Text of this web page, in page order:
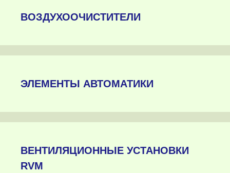
ВОЗДУХООЧИСТИТЕЛИ
ЭЛЕМЕНТЫ АВТОМАТИКИ
ВЕНТИЛЯЦИОННЫЕ УСТАНОВКИ
RVM